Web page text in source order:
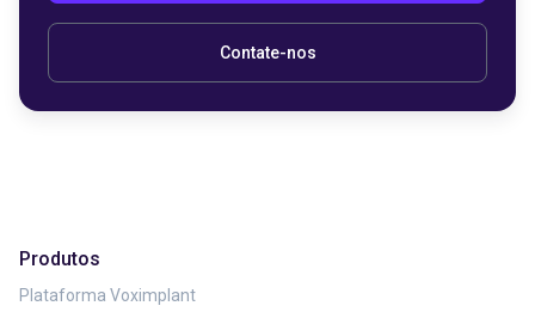
Contate-nos
Produtos
Plataforma Voximplant